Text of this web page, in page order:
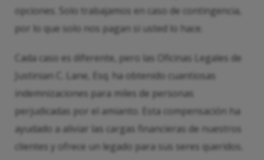
opciones. Solo trabajamos en caso de contingencia,
por lo que solo nos pagan si usted lo hace.
Cada caso es diferente, pero las Oficinas Legales de
Justinian C. Lane, Esq. ha obtenido cuantiosas
indemnizaciones para miles de personas
perjudicadas por el amianto. Esta compensación ha
ayudado a aliviar las cargas financieras de nuestros
clientes y ofrece un legado para sus seres queridos.